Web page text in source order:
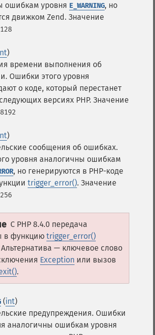
ошибкам уровня E_WARNING, но
движком Zend. Значение
128
)
времени выполнения об
Ошибки этого уровня
о коде, который перестанет
версиях PHP. Значение
8192
)
сообщения об ошибках.
уровня аналогичны ошибкам
, но генерируются в PHP-коде
trigger_error(). Значение
256
С PHP 8.4.0 передача
в функцию trigger_error()
Альтернатива — ключевое слово
Exception или вызов
.
(int)
предупреждения. Ошибки
аналогичны ошибкам уровня